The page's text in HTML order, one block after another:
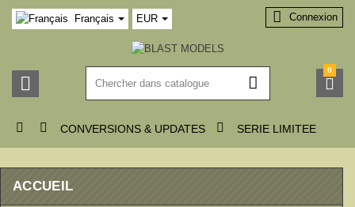
Français EUR
 
 Connexion

0
  CONVERSIONS & UPDATES  SERIE LIMITEE
ACCUEIL